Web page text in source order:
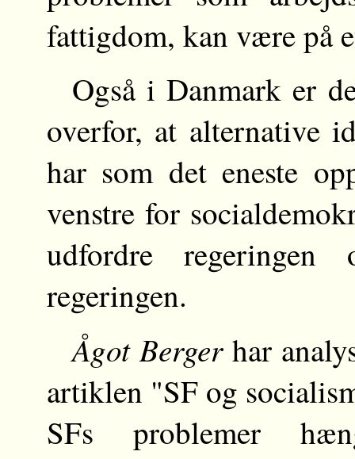
fattigdom, kan være på
Også i Danmark er
overfor, at alternative
har som det eneste
venstre for
udfordre
regeringen.
Ågot Bergerhar
artiklen "SF og
SFs problemer